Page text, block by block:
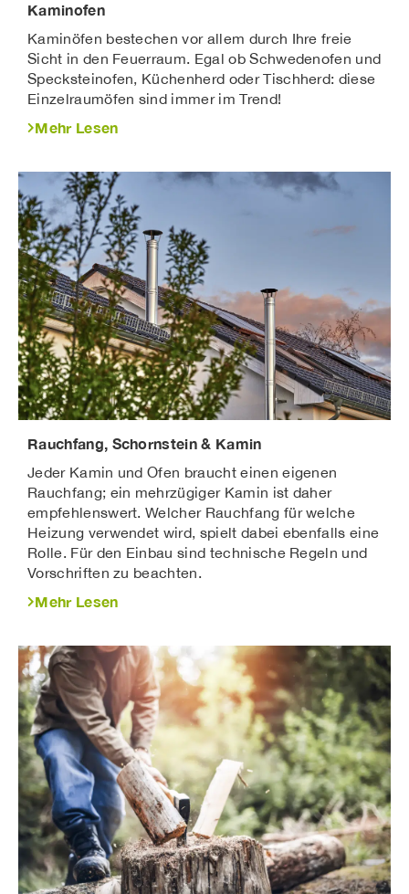
Kaminofen
Kaminöfen bestechen vor allem durch Ihre freie
Sicht in den Feuerraum. Egal ob Schwedenofen und
Specksteinofen, Küchenherd oder Tischherd: diese
Einzelraumöfen sind immer im Trend!
Mehr Lesen
Rauchfang, Schornstein & Kamin
Jeder Kamin und Ofen braucht einen eigenen
Rauchfang; ein mehrzügiger Kamin ist daher
empfehlenswert. Welcher Rauchfang für welche
Heizung verwendet wird, spielt dabei ebenfalls eine
Rolle. Für den Einbau sind technische Regeln und
Vorschriften zu beachten.
Mehr Lesen